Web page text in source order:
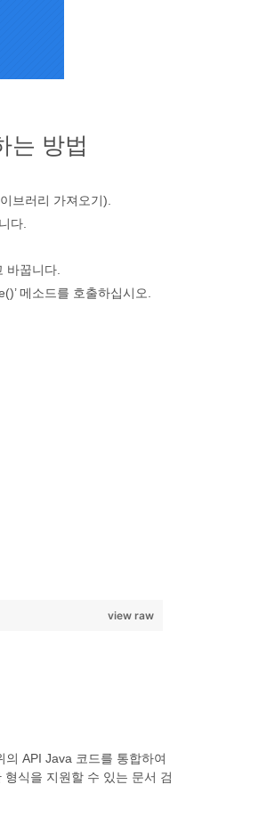
는 방법
브러리 가져오기).
다.
바꿉니다.
메소드를 호출하십시오.
view raw
API Java 코드를 통합하여
식을 지원할 수 있는 문서 검